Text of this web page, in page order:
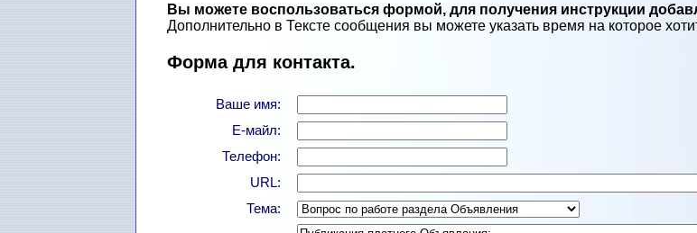
Вы можете воспользоваться формой, для получения инструкции
Дополнительно в Тексте сообщения вы можете указать время на которое
Форма для контакта.
Ваше имя:
Е-майл:
Телефон:
URL:
Тема: